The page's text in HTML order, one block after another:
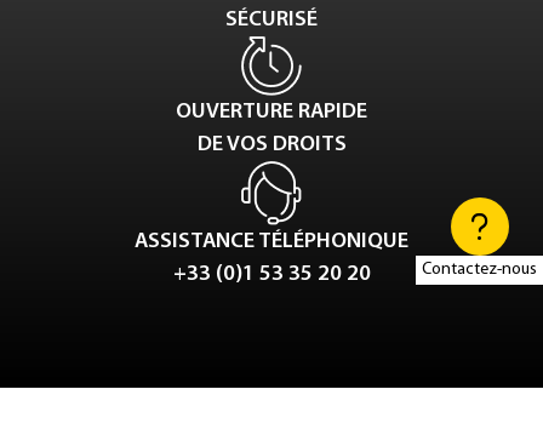
Contactez-nous
SÉCURISÉ
OUVERTURE RAPIDE
DE VOS DROITS
ASSISTANCE TÉLÉPHONIQUE
+33 (0)1 53 35 20 20